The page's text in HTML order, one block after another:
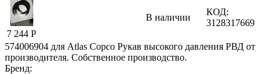
7 244 Р
В наличии
КОД:
3128317669
574006904 для Atlas Copco Рукав высокого давления РВД от
производителя. Собственное производство.
Бренд: